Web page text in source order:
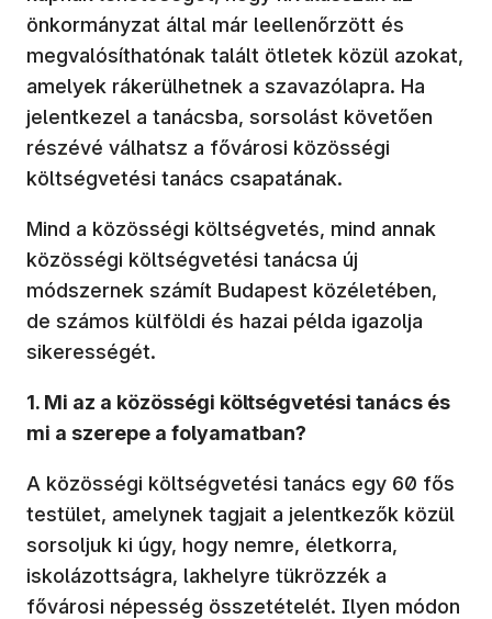
önkormányzat által már leellenőrzött és
megvalósíthatónak talált ötletek közül azokat,
amelyek rákerülhetnek a szavazólapra. Ha
jelentkezel a tanácsba, sorsolást követően
részévé válhatsz a fővárosi közösségi
költségvetési tanács csapatának.
Mind a közösségi költségvetés, mind annak
közösségi költségvetési tanácsa új
módszernek számít Budapest közéletében,
de számos külföldi és hazai példa igazolja
sikerességét.
1. Mi az a közösségi költségvetési tanács és
mi a szerepe a folyamatban?
A közösségi költségvetési tanács egy 60 fős
testület, amelynek tagjait a jelentkezők közül
sorsoljuk ki úgy, hogy nemre, életkorra,
iskolázottságra, lakhelyre tükrözzék a
fővárosi népesség összetételét. Ilyen módon